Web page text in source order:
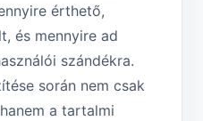
érthető,
és mennyire ad
szándékra.
során nem csak
a tartalmi